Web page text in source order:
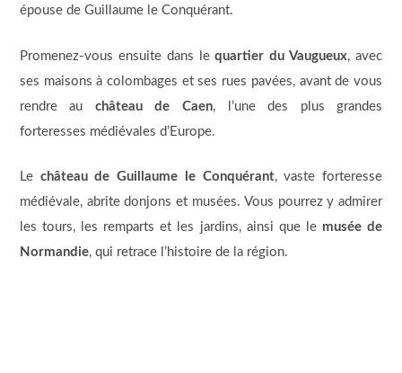
épouse de Guillaume le Conquérant.
Promenez-vous ensuite dans lequartier du Vaugueux, avec
ses maisons à colombages et ses rues pavées, avant de vous
rendre au château de Caen, l’une des plus grandes
forteresses médiévales d’Europe.
Le château de Guillaume le Conquérant, vaste forteresse
médiévale, abrite donjons et musées. Vous pourrez y admirer
les tours, les remparts et les jardins, ainsi que le musée de
Normandie, qui retrace l’histoire de la région.